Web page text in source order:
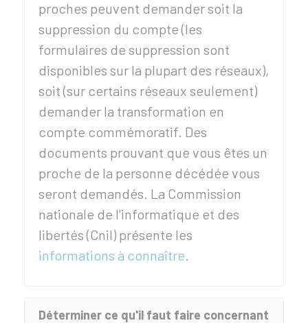
proches peuvent demander soit la
suppression du compte (les
formulaires de suppression sont
disponibles sur la plupart des réseaux),
soit (sur certains réseaux seulement)
demander la transformation en
compte commémoratif. Des
documents prouvant que vous êtes un
proche de la personne décédée vous
seront demandés. La Commission
nationale de l'informatique et des
libertés (Cnil) présente les
informations à connaître.
Déterminer ce qu'il faut faire concernant